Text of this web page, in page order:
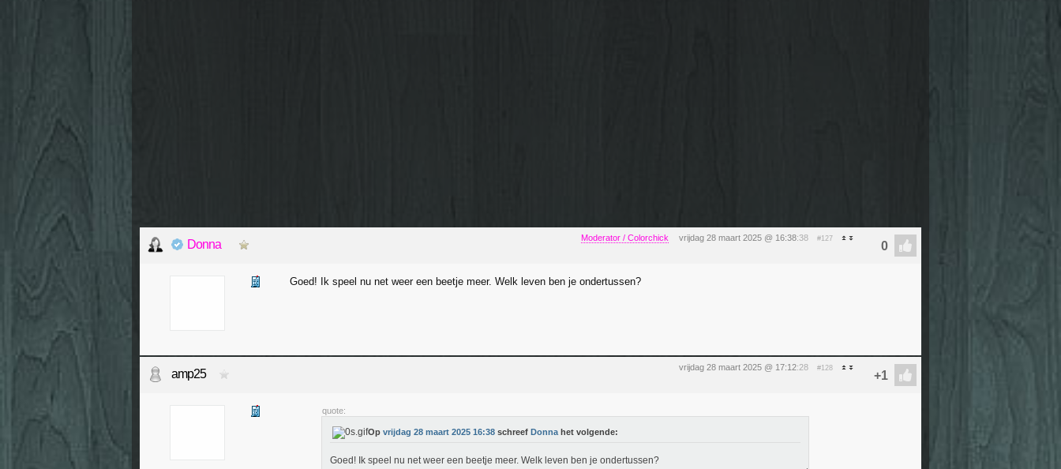
Moderator / Colorchick vrijdag 28 maart 2025 @ 16:38:38 #127
Donna
Goed! Ik speel nu net weer een beetje meer. Welk leven ben je ondertussen?
vrijdag 28 maart 2025 @ 17:12:28 #128
amp25
quote:
Op vrijdag 28 maart 2025 16:38 schreef Donna het volgende:
Goed! Ik speel nu net weer een beetje meer. Welk leven ben je ondertussen?